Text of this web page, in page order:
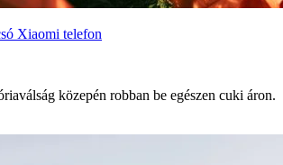
Xiaomi telefon
közepén robban be egészen cuki áron.